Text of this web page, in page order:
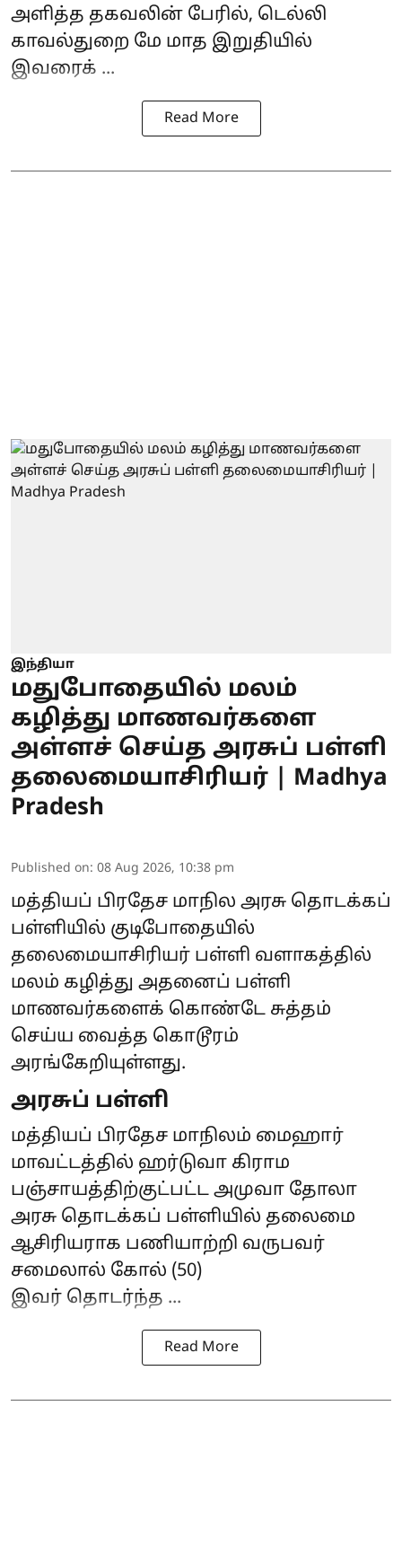
அளித்த தகவலின் பேரில், டெல்லி
காவல்துறை மே மாத இறுதியில்
இவரைக் ...
Read More
இந்தியா
மதுபோதையில் மலம்
கழித்து மாணவர்களை
அள்ளச் செய்த அரசுப் பள்ளி
தலைமையாசிரியர் | Madhya
Pradesh
Published on: 08 Aug 2026, 10:38 pm
மத்தியப் பிரதேச மாநில அரசு தொடக்கப்
பள்ளியில் குடிபோதையில்
தலைமையாசிரியர் பள்ளி வளாகத்தில்
மலம் கழித்து அதனைப் பள்ளி
மாணவர்களைக் கொண்டே சுத்தம்
செய்ய வைத்த கொடூரம்
அரங்கேறியுள்ளது.
அரசுப் பள்ளி
மத்தியப் பிரதேச மாநிலம் மைஹார்
மாவட்டத்தில் ஹர்டுவா கிராம
பஞ்சாயத்திற்குட்பட்ட அமுவா தோலா
அரசு தொடக்கப் பள்ளியில் தலைமை
ஆசிரியராக பணியாற்றி வருபவர்
சமைலால் கோல் (50)
இவர் தொடர்ந்த ...
Read More